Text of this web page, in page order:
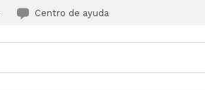
Centro de ayuda